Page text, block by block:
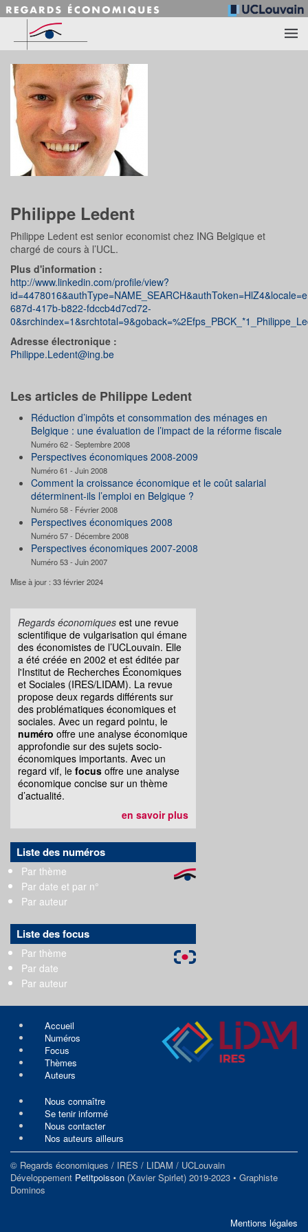
Accéder au contenu principal
Philippe Ledent
Philippe Ledent est senior economist chez ING Belgique et
chargé de cours à l’UCL.
Plus d'information :
http://www.linkedin.com/profile/view?
687d-417b-b822-fdccb4d7cd72-
Adresse électronique :
Philippe.Ledent@ing.be
Les articles de Philippe Ledent
Réduction d’impôts et consommation des ménages en
Belgique : une évaluation de l’impact de la réforme fiscale
Numéro 62 - Septembre 2008
Perspectives économiques 2008-2009
Numéro 61 - Juin 2008
Comment la croissance économique et le coût salarial
déterminent-ils l’emploi en Belgique ?
Numéro 58 - Février 2008
Perspectives économiques 2008
Numéro 57 - Décembre 2008
Perspectives économiques 2007-2008
Numéro 53 - Juin 2007
Mise à jour : 33 février 2024
Regards économiques est une revue
scientifique de vulgarisation qui émane
des économistes de l’UCLouvain. Elle
a été créée en 2002 et est éditée par
l'Institut de Recherches Économiques
et Sociales (IRES/LIDAM). La revue
propose deux regards différents sur
des problématiques économiques et
sociales. Avec un regard pointu, le
numéro offre une analyse économique
approfondie sur des sujets socio-
économiques importants. Avec un
regard vif, le focus offre une analyse
économique concise sur un thème
d’actualité.
en savoir plus
Liste des numéros
Par thème
Par date et par n°
Par auteur
Liste des focus
Par thème
Par date
Par auteur
Accueil
Numéros
Focus
Thèmes
Auteurs
Nous connaître
Se tenir informé
Nous contacter
Nos auteurs ailleurs
© Regards économiques / IRES / LIDAM / UCLouvain
Développement Petitpoisson (Xavier Spirlet) 2019-2023 • Graphiste
Dominos
Mentions légales